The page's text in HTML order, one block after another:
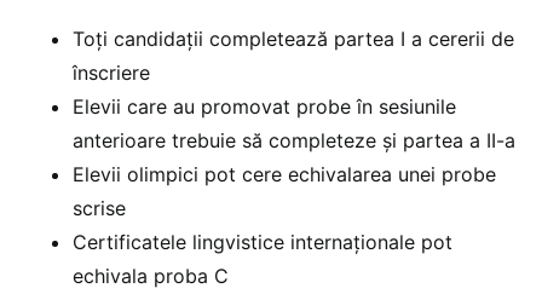
Toți candidații completează partea I a cererii de
înscriere
Elevii care au promovat probe în sesiunile
anterioare trebuie să completeze și partea a II-a
Elevii olimpici pot cere echivalarea unei probe
scrise
Certificatele lingvistice internaționale pot
echivala proba C